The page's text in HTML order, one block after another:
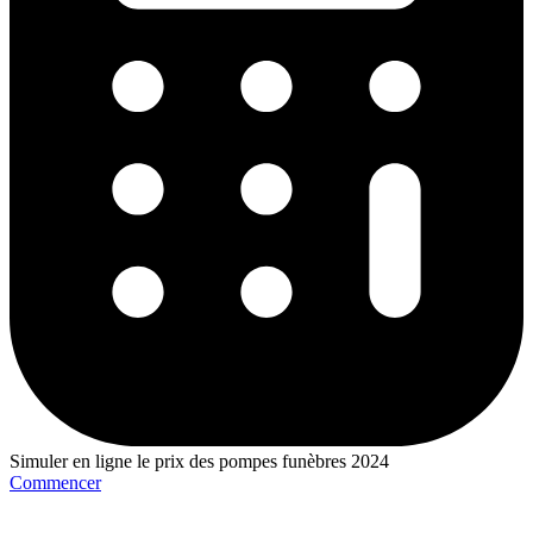
Simuler en ligne le prix des pompes funèbres 2024
Commencer